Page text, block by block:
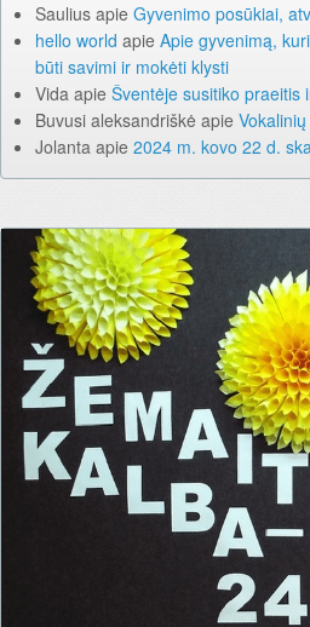
Saulius apie Gyvenimo posūkiai,
hello world apie Apie gyvenimą,
būti savimi ir mokėti klysti
Vida apie Šventėje susitiko praeitis
Buvusi aleksandriškė apie
Jolanta apie 2024 m. kovo 22 d.